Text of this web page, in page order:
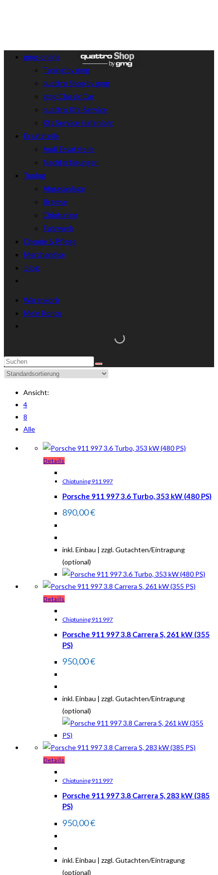
gmg-online
Tuning by gmg
quattro Shop by gmg
gmg Classic Car
quattro Kfz-Service
Kfz Service Hafenlohr
Ersatzteile
Audi Ersatzteile
Nachfertigungen
Tuning
Abgasanlage
Bremse
Chiptuning
Fahrwerk
Chemie & Pflege
Merchandise
.blog
Warenkorb
Mein Konto
Ansicht:
4
8
Alle
Details
Chiptuning 911 997
Porsche 911 997 3.6 Turbo, 353 kW (480 PS)
890,00€
inkl. Einbau | zzgl. Gutachten/Eintragung
(optional)
Details
Chiptuning 911 997
Porsche 911 997 3.8 Carrera S, 261 kW (355
PS)
950,00€
inkl. Einbau | zzgl. Gutachten/Eintragung
(optional)
Details
Chiptuning 911 997
Porsche 911 997 3.8 Carrera S, 283 kW (385
PS)
950,00€
inkl. Einbau | zzgl. Gutachten/Eintragung
(optional)